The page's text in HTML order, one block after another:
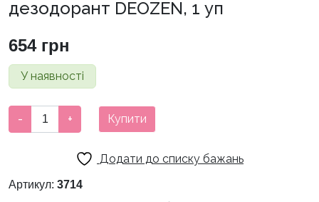
дезодорант DEOZEN, 1 уп
654 грн
У наявності
натуральний
DEOZEN,
- + Купити
Додати до списку бажань
Артикул: 3714